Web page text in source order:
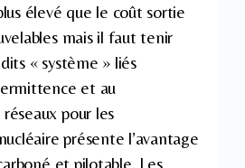
élevé que le coût sortie
mais il faut tenir
« système » liés
et au
pour les
présente l’avantage
et pilotable. Les